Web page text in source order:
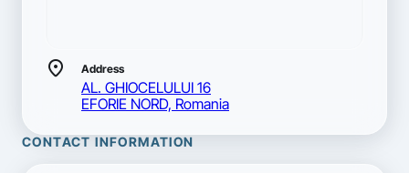
location_on Address
AL. GHIOCELULUI 16
EFORIE NORD, Romania
CONTACT INFORMATION